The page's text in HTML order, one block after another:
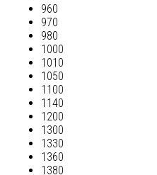
960
970
980
1000
1010
1050
1100
1140
1200
1300
1330
1360
1380